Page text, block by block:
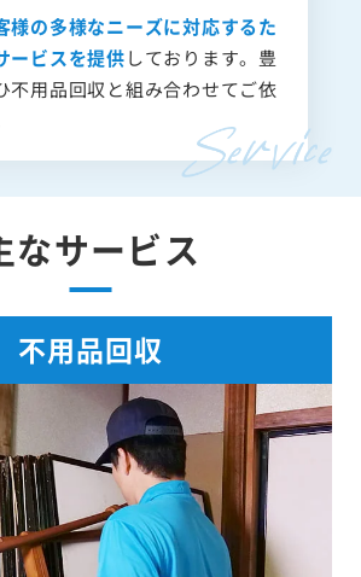
様の多様なニーズに対応するた
ービスを提供しております。豊
不用品回収と組み合わせてご依
なサービス
不用品回収